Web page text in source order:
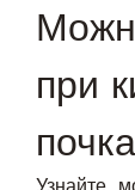
при